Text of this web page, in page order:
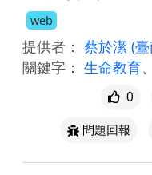
web
提供者： 蔡於潔 (
關鍵字： 生命教育、
0
問題回報